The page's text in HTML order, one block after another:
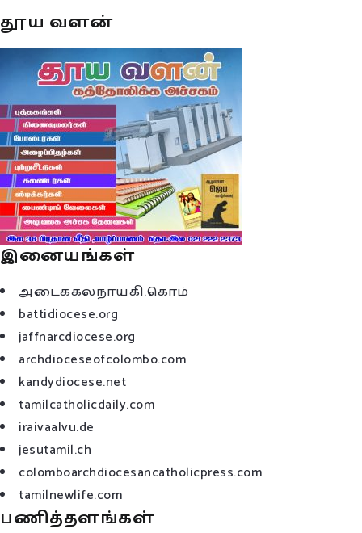
தூய வளன்
இனையங்கள்
அடைக்கலநாயகி.கொம்
battidiocese.org
jaffnarcdiocese.org
archdioceseofcolombo.com
kandydiocese.net
tamilcatholicdaily.com
iraivaalvu.de
jesutamil.ch
colomboarchdiocesancatholicpress.com
tamilnewlife.com
பணித்தளங்கள்